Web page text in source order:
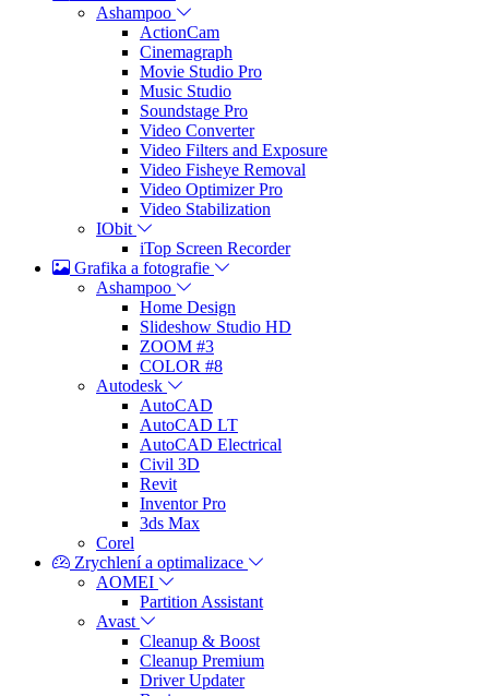
Ashampoo
ActionCam
Cinemagraph
Movie Studio Pro
Music Studio
Soundstage Pro
Video Converter
Video Filters and Exposure
Video Fisheye Removal
Video Optimizer Pro
Video Stabilization
IObit
iTop Screen Recorder
Grafika a fotografie
Ashampoo
Home Design
Slideshow Studio HD
ZOOM #3
COLOR #8
Autodesk
AutoCAD
AutoCAD LT
AutoCAD Electrical
Civil 3D
Revit
Inventor Pro
3ds Max
Corel
Zrychlení a optimalizace
AOMEI
Partition Assistant
Avast
Cleanup & Boost
Cleanup Premium
Driver Updater